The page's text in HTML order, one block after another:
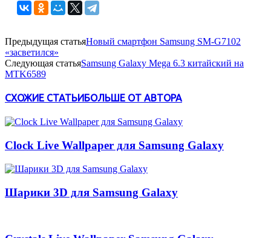
Предыдущая статьяНовый смартфон Samsung SM-G7102
«засветился»
Следующая статьяSamsung Galaxy Mega 6.3 китайский на
MTK6589
СХОЖИЕ СТАТЬИБОЛЬШЕ ОТ АВТОРА
Clock Live Wallpaper для Samsung Galaxy
Шарики 3D для Samsung Galaxy